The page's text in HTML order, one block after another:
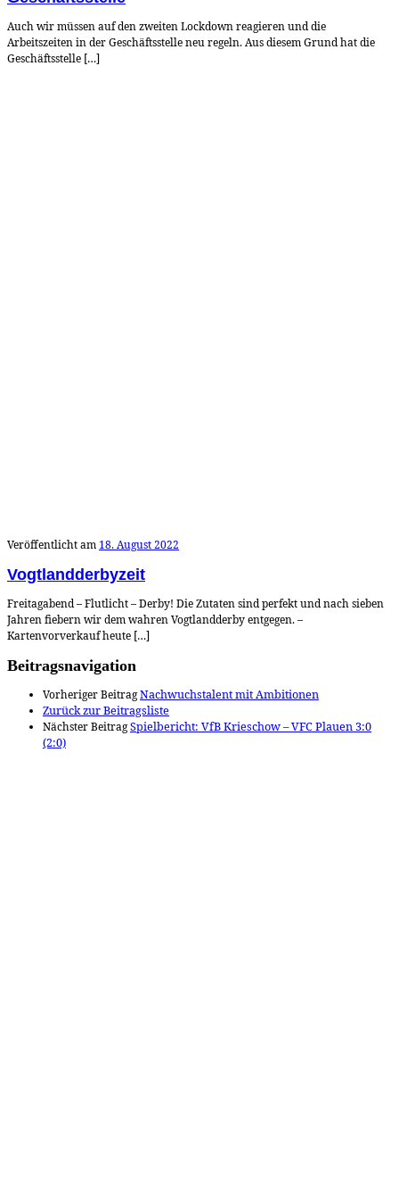
Auch wir müssen auf den zweiten Lockdown reagieren und die
Arbeitszeiten in der Geschäftsstelle neu regeln. Aus diesem Grund hat die
Geschäftsstelle […]
Veröffentlicht am 18. August 2022
Vogtlandderbyzeit
Freitagabend – Flutlicht – Derby! Die Zutaten sind perfekt und nach sieben
Jahren fiebern wir dem wahren Vogtlandderby entgegen. –
Kartenvorverkauf heute […]
Beitragsnavigation
Vorheriger BeitragNachwuchstalent mit Ambitionen
Zurück zur Beitragsliste
Nächster BeitragSpielbericht: VfB Krieschow – VFC Plauen 3:0
(2:0)